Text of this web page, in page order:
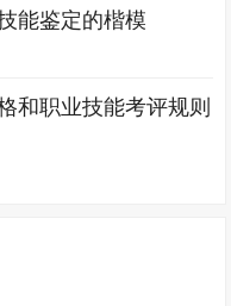
能鉴定的楷模
和职业技能考评规则